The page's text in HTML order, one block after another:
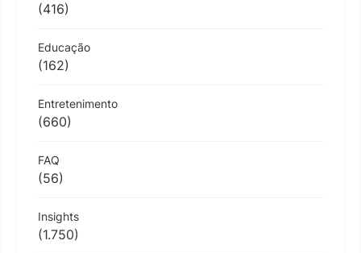
(416)
Educação
(162)
Entretenimento
(660)
FAQ
(56)
Insights
(1.750)